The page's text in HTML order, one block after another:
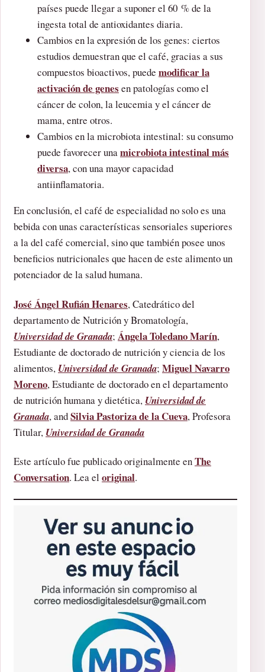
países puede llegar a suponer el 60 % de la
ingesta total de antioxidantes diaria.
Cambios en la expresión de los genes: ciertos
estudios demuestran que el café, gracias a sus
compuestos bioactivos, puede modificar la
activación de genes en patologías como el
cáncer de colon, la leucemia y el cáncer de
mama, entre otros.
Cambios en la microbiota intestinal: su consumo
puede favorecer unamicrobiota intestinal más
diversa, con una mayor capacidad
antiinflamatoria.
En conclusión, el café de especialidad no solo es una
bebida con unas características sensoriales superiores
a la del café comercial, sino que también posee unos
beneficios nutricionales que hacen de este alimento un
potenciador de la salud humana.
José Ángel Rufián Henares, Catedrático del
departamento de Nutrición y Bromatología,
Universidad de Granada; Ángela Toledano Marín,
Estudiante de doctorado de nutrición y ciencia de los
alimentos, Universidad de Granada; Miguel Navarro
Moreno, Estudiante de doctorado en el departamento
de nutrición humana y dietética, Universidad de
Granada, andSilvia Pastoriza de la Cueva, Profesora
Titular, Universidad de Granada
Este artículo fue publicado originalmente enThe
Conversation. Lea el original.